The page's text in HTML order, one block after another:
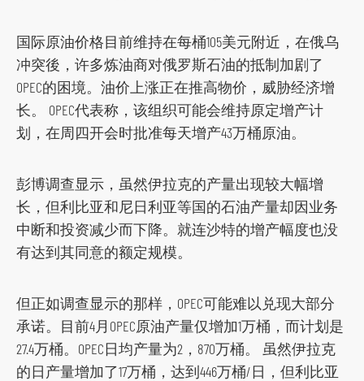
c
i
a
t
f
o
国际原油价格目前维持在每桶105美元附近，在俄乌
冲突後，许多炼油商对俄罗斯石油的抵制加剧了
OPEC的困境。油价上涨正在推高物价，威胁经济增
长。 OPEC代表称，该组织可能会维持原定增产计
划，在周四开会时批准每天增产43万桶原油。
彭博调查显示，虽然伊拉克的产量出现较大幅增
长，但利比亚和尼日利亚等国的石油产量却因业务
中断和投资减少而下降。就连沙特的增产幅度也没
有达到其同意的额定规模。
但正如调查显示的那样，OPEC可能难以兑现大部分
承诺。目前4月OPEC原油产量仅增加1万桶，而计划是
27.4万桶。OPEC日均产量为2，870万桶。 虽然伊拉克
的日产量增加了17万桶，达到446万桶/日，但利比亚